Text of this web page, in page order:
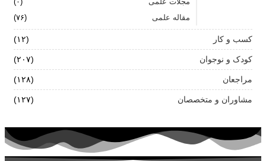
مقاله علمی
(۷۶)
کسب و کار (۱۲)
کودک و نوجوان (۲۰۷)
مراجعان (۱۲۸)
مشاوران و متخصصان (۱۲۷)